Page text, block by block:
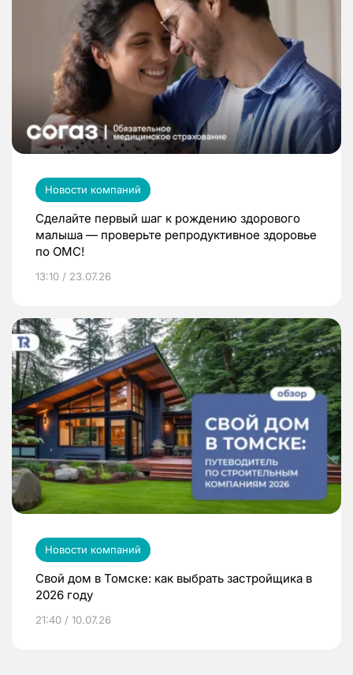
Новости компаний
Сделайте первый шаг к рождению здорового
малыша — проверьте репродуктивное здоровье
по ОМС!
13:10 / 23.07.26
Новости компаний
Свой дом в Томске: как выбрать застройщика в
2026 году
21:40 / 10.07.26